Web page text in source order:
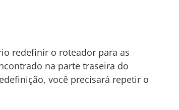
redefinir o roteador para as
na parte traseira do
você precisará repetir o